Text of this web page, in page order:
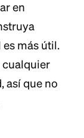
en
es más útil.
cualquier
así que no